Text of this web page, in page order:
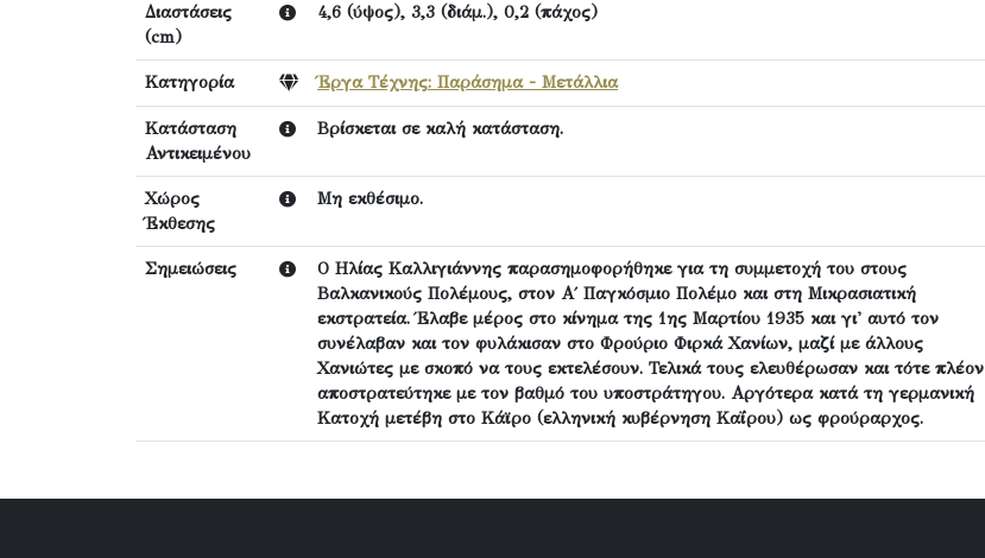
Διαστάσεις
(cm)
4,6 (ύψος), 3,3 (διάμ.), 0,2 (πάχος)
Κατηγορία Έργα Τέχνης: Παράσημα - Μετάλλια
Κατάσταση
Αντικειμένου
Βρίσκεται σε καλή κατάσταση.
Χώρος
Έκθεσης
Μη εκθέσιμο.
Σημειώσεις
Ο Ηλίας Καλλιγιάννης παρασημοφορήθηκε για τη συμμετοχή του στους
Βαλκανικούς Πολέμους, στον Α΄ Παγκόσμιο Πολέμο και στη Μικρασιατική
εκστρατεία. Έλαβε μέρος στο κίνημα της 1ης Μαρτίου 1935 και γι' αυτό τον
συνέλαβαν και τον φυλάκισαν στο Φρούριο Φιρκά Χανίων, μαζί με άλλους
Χανιώτες με σκοπό να τους εκτελέσουν. Τελικά τους ελευθέρωσαν και τότε πλέον
αποστρατεύτηκε με τον βαθμό του υποστράτηγου. Αργότερα κατά τη γερμανική
Κατοχή μετέβη στο Κάϊρο (ελληνική κυβέρνηση Καΐρου) ως φρούραρχος.